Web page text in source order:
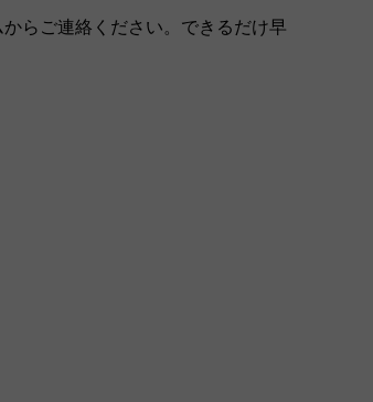
らご連絡ください。できるだけ早